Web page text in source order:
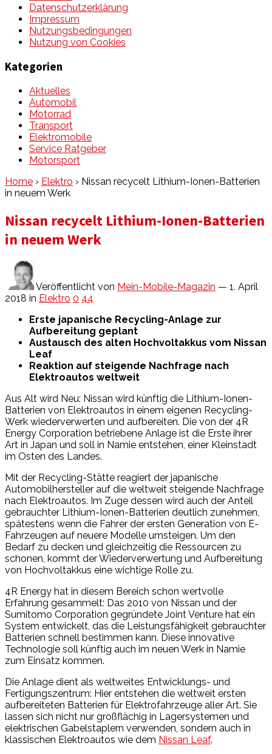
Datenschutzerklärung
Impressum
Nutzungsbedingungen
Nutzung von Cookies
Kategorien
Aktuelles
Automobil
Motorrad
Transport
Elektromobile
Service Ratgeber
Motorsport
Home › Elektro › Nissan recycelt Lithium-Ionen-Batterien
in neuem Werk
Nissan recycelt Lithium-Ionen-Batterien
in neuem Werk
Veröffentlicht von Mein-Mobile-Magazin — 1. April
2018 in Elektro 0 44
Erste japanische Recycling-Anlage zur
Aufbereitung geplant
Austausch des alten Hochvoltakkus vom Nissan
Leaf
Reaktion auf steigende Nachfrage nach
Elektroautos weltweit
Aus Alt wird Neu: Nissan wird künftig die Lithium-Ionen-
Batterien von Elektroautos in einem eigenen Recycling-
Werk wiederverwerten und aufbereiten. Die von der 4R
Energy Corporation betriebene Anlage ist die Erste ihrer
Art in Japan und soll in Namie entstehen, einer Kleinstadt
im Osten des Landes.
Mit der Recycling-Stätte reagiert der japanische
Automobilhersteller auf die weltweit steigende Nachfrage
nach Elektroautos. Im Zuge dessen wird auch der Anteil
gebrauchter Lithium-Ionen-Batterien deutlich zunehmen,
spätestens wenn die Fahrer der ersten Generation von E-
Fahrzeugen auf neuere Modelle umsteigen. Um den
Bedarf zu decken und gleichzeitig die Ressourcen zu
schonen, kommt der Wiederverwertung und Aufbereitung
von Hochvoltakkus eine wichtige Rolle zu.
4R Energy hat in diesem Bereich schon wertvolle
Erfahrung gesammelt: Das 2010 von Nissan und der
Sumitomo Corporation gegründete Joint Venture hat ein
System entwickelt, das die Leistungsfähigkeit gebrauchter
Batterien schnell bestimmen kann. Diese innovative
Technologie soll künftig auch im neuen Werk in Namie
zum Einsatz kommen.
Die Anlage dient als weltweites Entwicklungs- und
Fertigungszentrum: Hier entstehen die weltweit ersten
aufbereiteten Batterien für Elektrofahrzeuge aller Art. Sie
lassen sich nicht nur großflächig in Lagersystemen und
elektrischen Gabelstaplern verwenden, sondern auch in
klassischen Elektroautos wie dem Nissan Leaf.